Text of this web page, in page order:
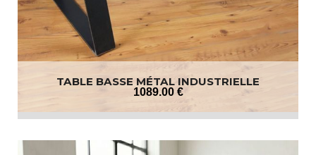
TABLE BASSE MÉTAL INDUSTRIELLE
1089.00 €